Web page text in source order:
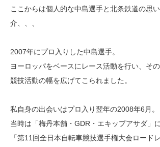
ここからは個人的な中島選手と北条鉄道の思
介、、、
2007年にプロ入りした中島選手。
ヨーロッパをベースにレース活動を行い、そ
競技活動の幅を広げてこられました。
私自身の出会いはプロ入り翌年の2008年6月。
当時は「梅丹本舗・GDR・エキップアサダ」
「第11回全日本自転車競技選手権大会ロード